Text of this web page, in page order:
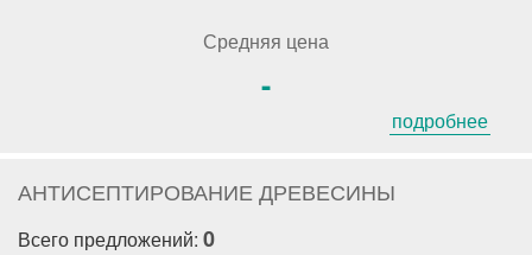
Средняя цена
-
подробнее
АНТИСЕПТИРОВАНИЕ ДРЕВЕСИНЫ
Всего предложений: 0